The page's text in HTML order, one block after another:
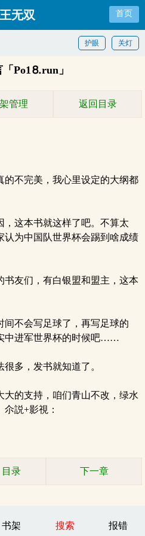
无双 首页
关灯
护眼
「Рo1⒏run」
管理 返回目录
不完美，我心里设定的大纲都
这本书就这样了吧。不算太
认为中国队世界杯会踢到啥成绩
友们，有白银盟和盟主，这本
不会写足球了，再写足球的
中进军世界杯的时候吧……
多，发书就知道了。
的支持，咱们青山不改，绿水
説+影視：
目录 下一章
书架 搜索 报错